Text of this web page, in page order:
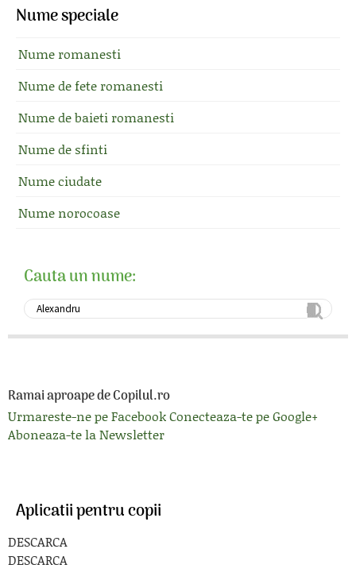
Nume speciale
Nume romanesti
Nume de fete romanesti
Nume de baieti romanesti
Nume de sfinti
Nume ciudate
Nume norocoase
Cauta un nume:
Ramai aproape de Copilul.ro
Urmareste-ne pe FacebookConecteaza-te pe Google+
Aboneaza-te la Newsletter
Aplicatii pentru copii
DESCARCA
DESCARCA